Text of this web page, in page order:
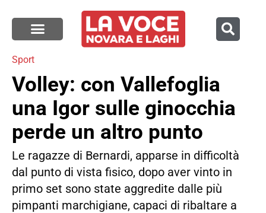
Sport
Volley: con Vallefoglia
una Igor sulle ginocchia
perde un altro punto
Le ragazze di Bernardi, apparse in difficoltà
dal punto di vista fisico, dopo aver vinto in
primo set sono state aggredite dalle più
pimpanti marchigiane, capaci di ribaltare a